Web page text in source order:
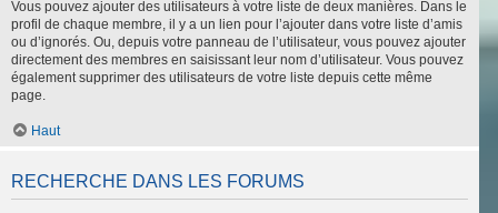
Vous pouvez ajouter des utilisateurs à votre liste de deux manières. Dans le
profil de chaque membre, il y a un lien pour l’ajouter dans votre liste d’amis
ou d’ignorés. Ou, depuis votre panneau de l’utilisateur, vous pouvez ajouter
directement des membres en saisissant leur nom d’utilisateur. Vous pouvez
également supprimer des utilisateurs de votre liste depuis cette même
page.
Haut
RECHERCHE DANS LES FORUMS